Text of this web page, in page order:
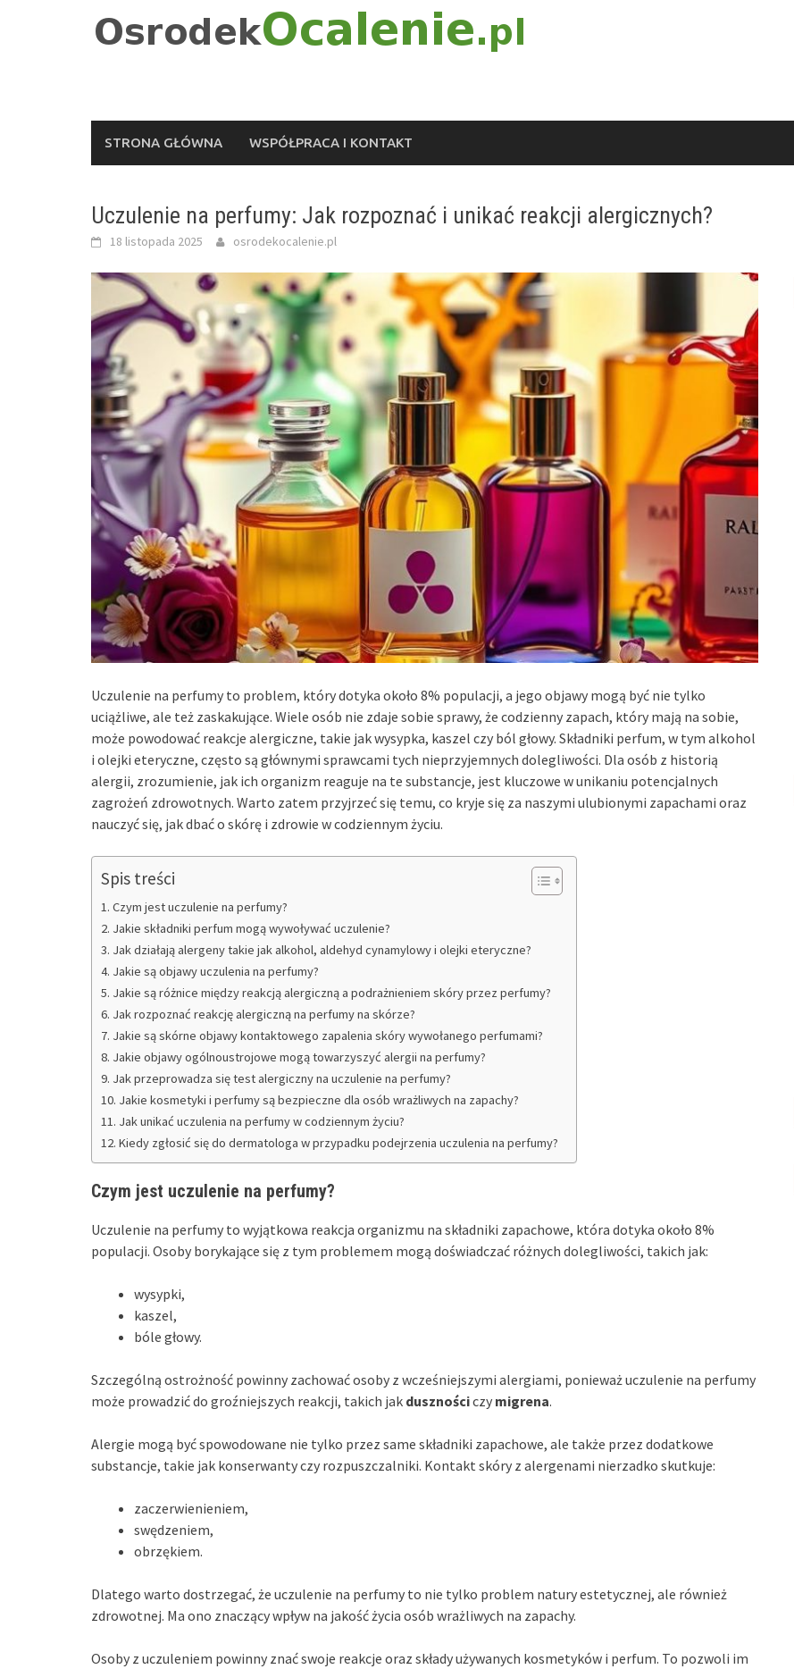
STRONA GŁÓWNA WSPÓŁPRACA I KONTAKT
Uczulenie na perfumy: Jak rozpoznać i unikać reakcji alergicznych?
18 listopada 2025 osrodekocalenie.pl
Uczulenie na perfumy to problem, który dotyka około 8% populacji, a jego objawy mogą być nie tylko
uciążliwe, ale też zaskakujące. Wiele osób nie zdaje sobie sprawy, że codzienny zapach, który mają na sobie,
może powodować reakcje alergiczne, takie jak wysypka, kaszel czy ból głowy. Składniki perfum, w tym alkohol
i olejki eteryczne, często są głównymi sprawcami tych nieprzyjemnych dolegliwości. Dla osób z historią
alergii, zrozumienie, jak ich organizm reaguje na te substancje, jest kluczowe w unikaniu potencjalnych
zagrożeń zdrowotnych. Warto zatem przyjrzeć się temu, co kryje się za naszymi ulubionymi zapachami oraz
nauczyć się, jak dbać o skórę i zdrowie w codziennym życiu.
Spis treści
Czym jest uczulenie na perfumy?
Jakie składniki perfum mogą wywoływać uczulenie?
Jak działają alergeny takie jak alkohol, aldehyd cynamylowy i olejki eteryczne?
Jakie są objawy uczulenia na perfumy?
Jakie są różnice między reakcją alergiczną a podrażnieniem skóry przez perfumy?
Jak rozpoznać reakcję alergiczną na perfumy na skórze?
Jakie są skórne objawy kontaktowego zapalenia skóry wywołanego perfumami?
Jakie objawy ogólnoustrojowe mogą towarzyszyć alergii na perfumy?
Jak przeprowadza się test alergiczny na uczulenie na perfumy?
Jakie kosmetyki i perfumy są bezpieczne dla osób wrażliwych na zapachy?
Jak unikać uczulenia na perfumy w codziennym życiu?
Kiedy zgłosić się do dermatologa w przypadku podejrzenia uczulenia na perfumy?
Czym jest uczulenie na perfumy?
Uczulenie na perfumy to wyjątkowa reakcja organizmu na składniki zapachowe, która dotyka około 8%
populacji. Osoby borykające się z tym problemem mogą doświadczać różnych dolegliwości, takich jak:
wysypki,
kaszel,
bóle głowy.
Szczególną ostrożność powinny zachować osoby z wcześniejszymi alergiami, ponieważ uczulenie na perfumy
może prowadzić do groźniejszych reakcji, takich jak dusznościczy migrena.
Alergie mogą być spowodowane nie tylko przez same składniki zapachowe, ale także przez dodatkowe
substancje, takie jak konserwanty czy rozpuszczalniki. Kontakt skóry z alergenami nierzadko skutkuje:
zaczerwienieniem,
swędzeniem,
obrzękiem.
Dlatego warto dostrzegać, że uczulenie na perfumy to nie tylko problem natury estetycznej, ale również
zdrowotnej. Ma ono znaczący wpływ na jakość życia osób wrażliwych na zapachy.
Osoby z uczuleniem powinny znać swoje reakcje oraz składy używanych kosmetyków i perfum. To pozwoli im